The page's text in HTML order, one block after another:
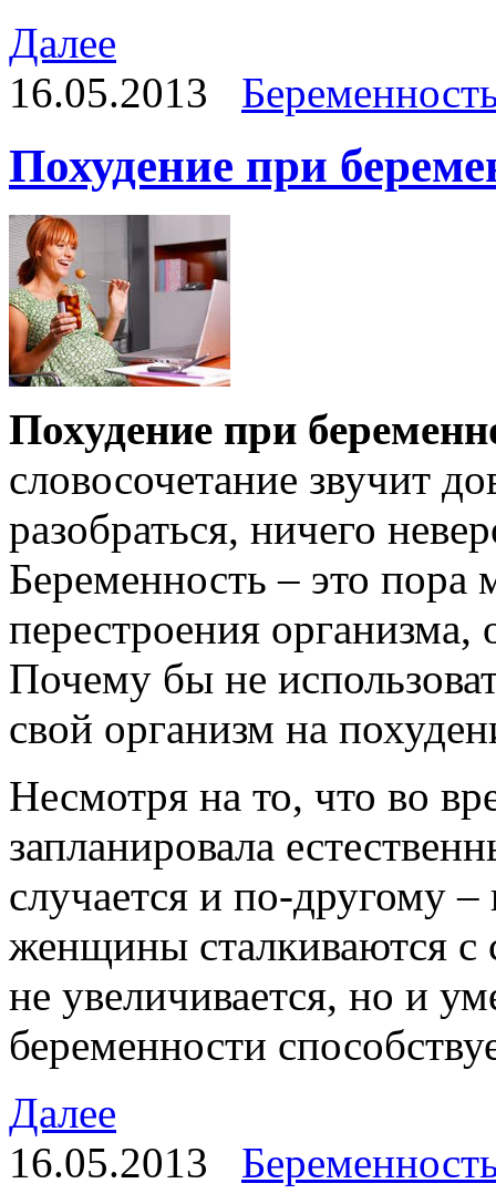
Далее
16.05.2013
Похудение при
Похудение при
словосочетание звучит
разобраться, ничего
Беременность – это
перестроения организма,
Почему бы не
свой организм на
Несмотря на то, что во
запланировала
случается и по-другому
женщины сталкиваются с
не увеличивается, но и
беременности
Далее
16.05.2013